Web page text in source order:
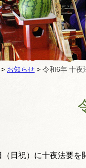
> お知らせ > 令和6年 十夜
日祝）に十夜法要を